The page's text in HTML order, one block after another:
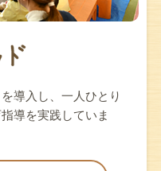
導入し、一人ひとり
導を実践していま